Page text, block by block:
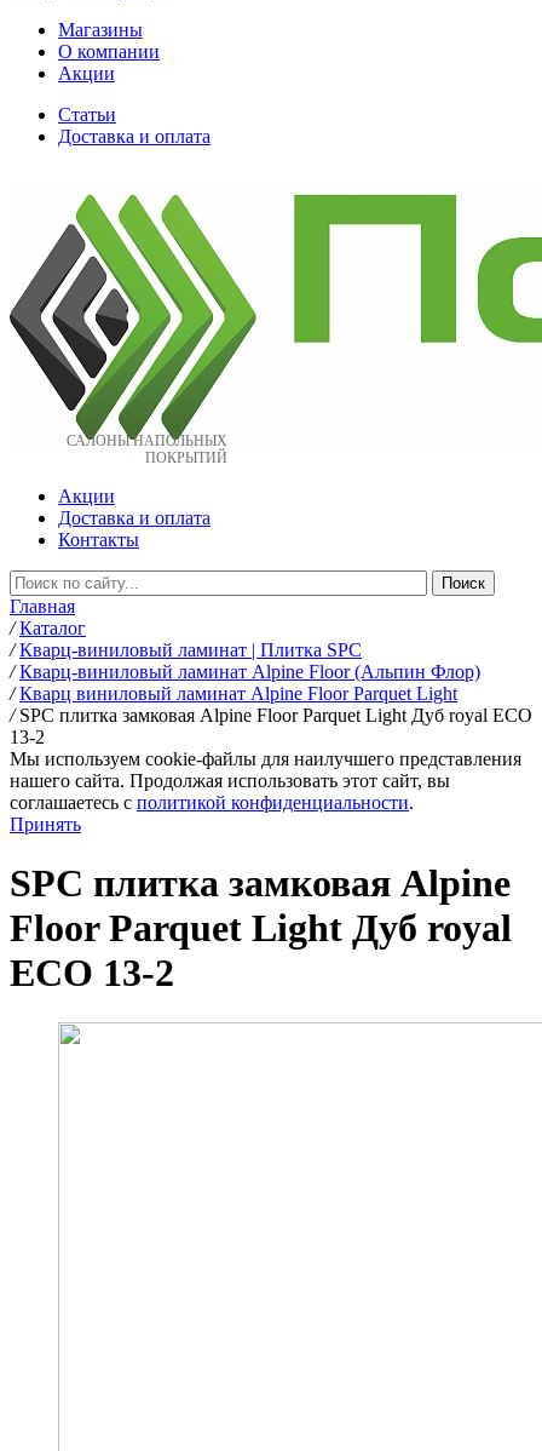
Магазины
О компании
Акции
Статьи
Доставка и оплата
САЛОНЫ НАПОЛЬНЫХ
ПОКРЫТИЙ
Акции
Доставка и оплата
Контакты
Главная
/ Каталог
/ Кварц-виниловый ламинат | Плитка SPC
/ Кварц-виниловый ламинат Alpine Floor (Альпин Флор)
/ Кварц виниловый ламинат Alpine Floor Parquet Light
/ SPC плитка замковая Alpine Floor Parquet Light Дуб royal ЕСО
13-2
Мы используем cookie-файлы для наилучшего представления
нашего сайта. Продолжая использовать этот сайт, вы
соглашаетесь c политикой конфиденциальности.
Принять
SPC плитка замковая Alpine
Floor Parquet Light Дуб royal
ЕСО 13-2